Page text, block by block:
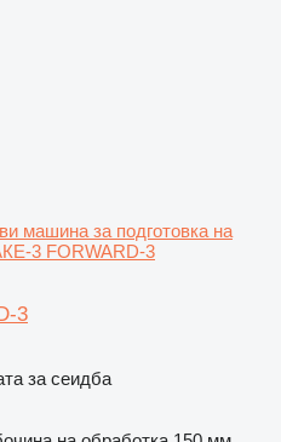
машина за подготовка на
3 FORWARD-3
3
за сеидба